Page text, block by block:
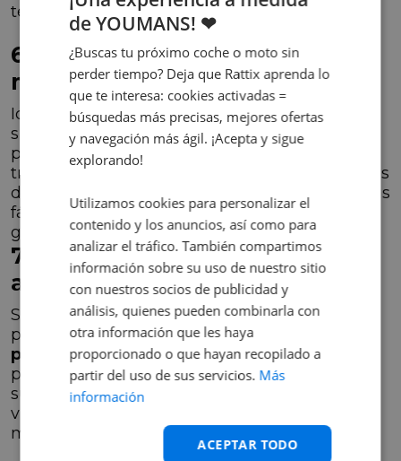
teléfono se quede sin batería.
6. Cámara de acción para
motos: captura tu aventura
Ideal para motoristas que disfrutan grabando
sus rutas. Las cámaras tipo GoPro son
perfectas para documentar todo, desde viajes
tranquilos hasta saltos en motocross o escenas
de carretera. Muchos modelos permiten fijarlas
fácilmente en el casco o manillar para una
grabación estable.
7. Restaurador de cuero para
asientos de motos
Si buscas un regalo original y poco común
para un motorista, unrestaurador de cuero
para asientoses una opción ideal. Este
producto ayuda a revitalizar, proteger y
suavizar el cuero desgastado, prolongando la
vida del asiento y manteniendo la moto en
mejor estado.
de YOUMANS! ❤
¿Buscas tu próximo coche o moto sin
perder tiempo? Deja que Rattix aprenda lo
que te interesa: cookies activadas =
búsquedas más precisas, mejores ofertas
y navegación más ágil. ¡Acepta y sigue
explorando!
Utilizamos cookies para personalizar el
contenido y los anuncios, así como para
analizar el tráfico. También compartimos
información sobre su uso de nuestro sitio
con nuestros socios de publicidad y
análisis, quienes pueden combinarla con
otra información que les haya
proporcionado o que hayan recopilado a
partir del uso de sus servicios. Más
información
ACEPTAR TODO